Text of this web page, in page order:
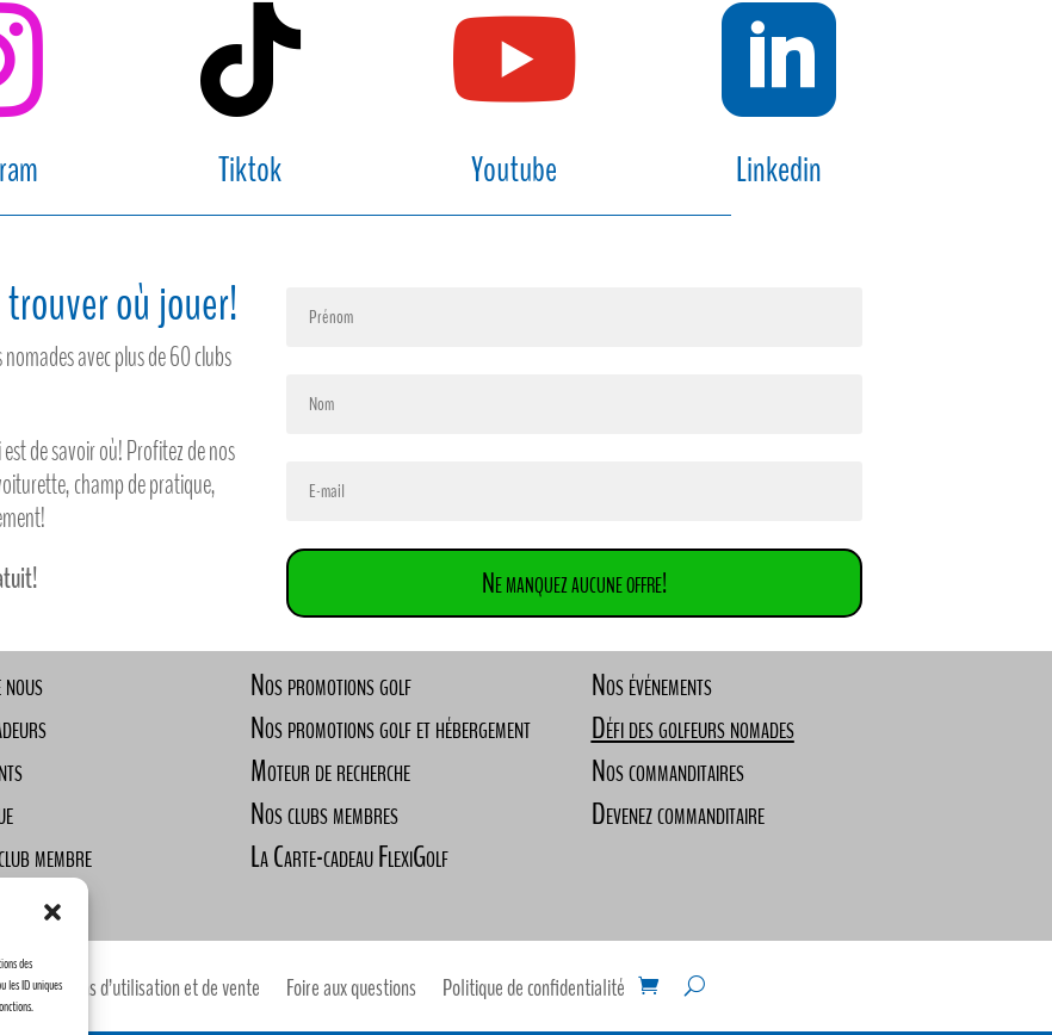
des
les ID uniques

Tiktok

Youtube

Linkedin
où jouer!
avec plus de 60 clubs
de savoir où! Profitez de nos
champ de pratique,
Ne manquez aucune offre!
membre
Nos promotions golf
Nos promotions golf et hébergement
Moteur de recherche
Nos clubs membres
La Carte-cadeau FlexiGolf
Nos événements
Défi des golfeurs nomades
Nos commanditaires
Devenez commanditaire
Conditions d’utilisation et de vente Foire aux questions Politique de confidentialité